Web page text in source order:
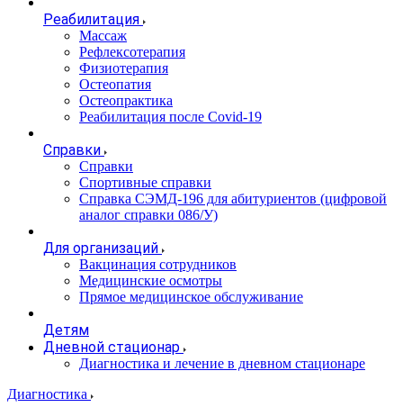
Реабилитация
Массаж
Рефлексотерапия
Физиотерапия
Остеопатия
Остеопрактика
Реабилитация после Covid-19
Справки
Справки
Спортивные справки
Справка СЭМД‑196 для абитуриентов (цифровой
аналог справки 086/У)
Для организаций
Вакцинация сотрудников
Медицинские осмотры
Прямое медицинское обслуживание
Детям
Дневной стационар
Диагностика и лечение в дневном стационаре
Диагностика